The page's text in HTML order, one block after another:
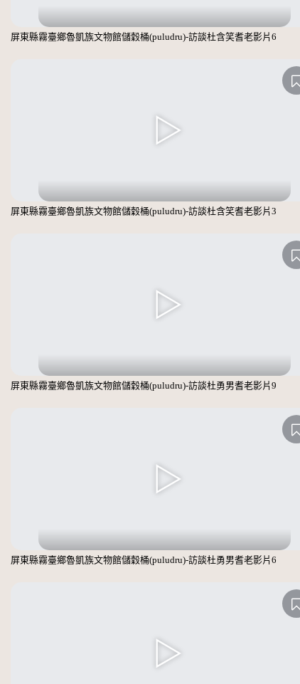
屏東縣霧臺鄉魯凱族文物館儲穀桶(puludru)-訪談杜含笑耆老影片6
屏東縣霧臺鄉魯凱族文物館儲穀桶(puludru)-訪談杜含笑耆老影片3
屏東縣霧臺鄉魯凱族文物館儲穀桶(puludru)-訪談杜勇男耆老影片9
屏東縣霧臺鄉魯凱族文物館儲穀桶(puludru)-訪談杜勇男耆老影片6